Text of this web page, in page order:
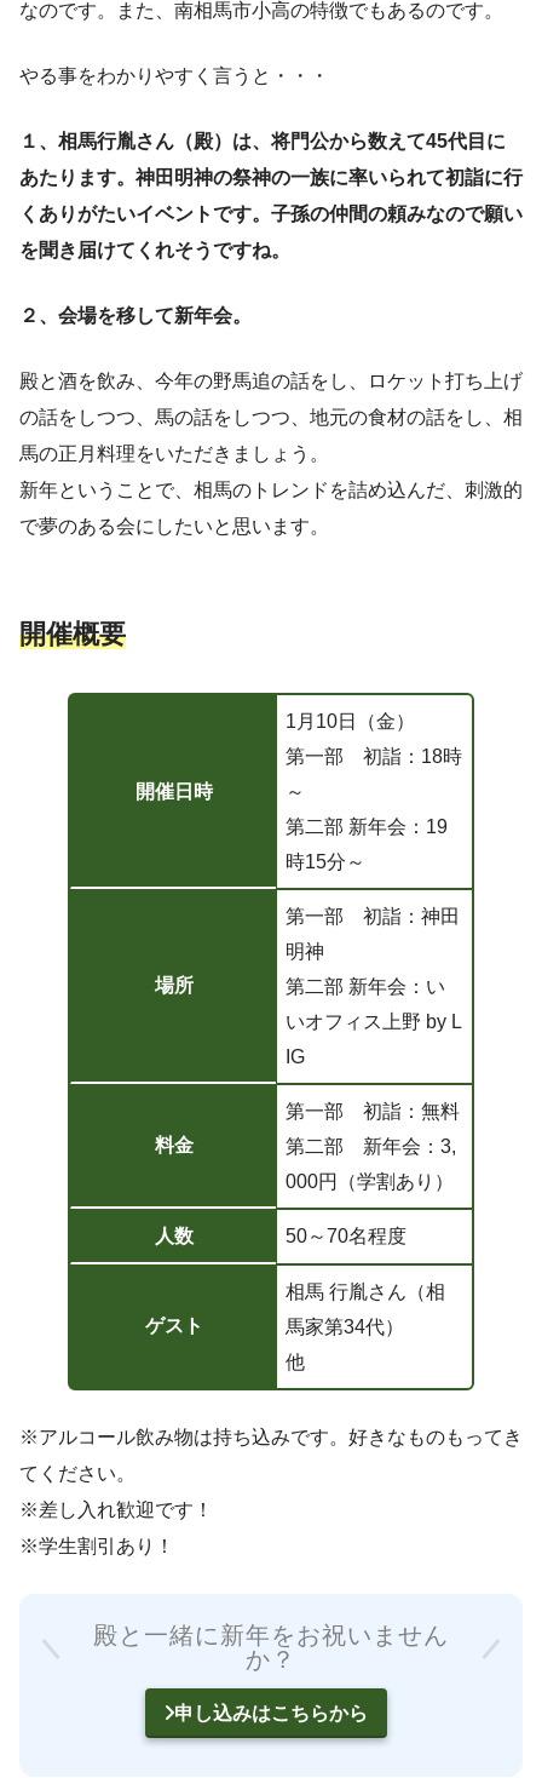
なのです。また、南相馬市小高の特徴でもあるのです。
やる事をわかりやすく言うと・・・
１、相馬行胤さん（殿）は、将門公から数えて45代目に
あたります。神田明神の祭神の一族に率いられて初詣に行
くありがたいイベントです。子孫の仲間の頼みなので願い
を聞き届けてくれそうですね。
２、会場を移して新年会。
殿と酒を飲み、今年の野馬追の話をし、ロケット打ち上げ
の話をしつつ、馬の話をしつつ、地元の食材の話をし、相
馬の正月料理をいただきましょう。
新年ということで、相馬のトレンドを詰め込んだ、刺激的
で夢のある会にしたいと思います。
開催概要
開催日時
1月10日（金）
第一部 初詣：18時
～
第二部 新年会：19
時15分～
場所
第一部 初詣：神田
明神
第二部 新年会：い
いオフィス上野 by L
IG
料金
第一部 初詣：無料
第二部 新年会：3,
000円（学割あり）
人数 50～70名程度
ゲスト
相馬 行胤さん（相
馬家第34代）
他
※アルコール飲み物は持ち込みです。好きなものもってき
てください。
※差し入れ歓迎です！
※学生割引あり！
殿と一緒に新年をお祝いません
か？
申し込みはこちらから